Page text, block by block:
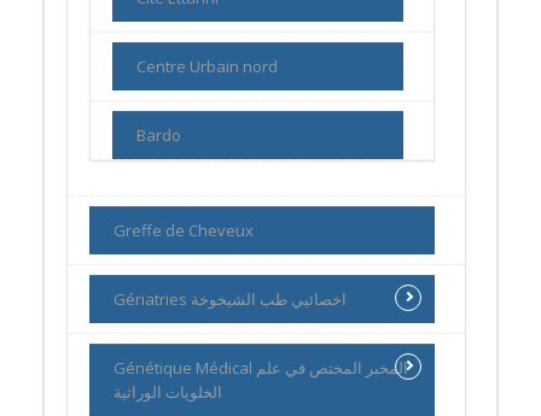
Centre Urbain nord
Bardo
Greffe de Cheveux
Gériatries اخصائيي طب الشيخوخة
Génétique Médical المخبر المختص في علم
الخلويات الوراثية